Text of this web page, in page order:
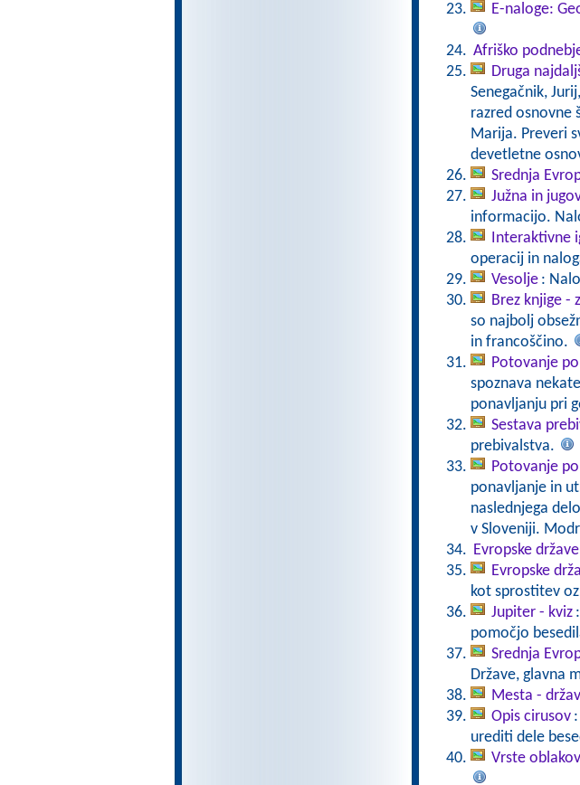
E-naloge:
Afriško
Druga
Senegačnik,
razred osnovne
Marija. Preveri
devetletne
Srednja
Južna in
informacijo.
Interaktivne
operacij in
Vesolje :
Brez knjige -
so najbolj
in francoščino.
Potovanje po
spoznava
ponavljanju pri
Sestava
prebivalstva.
Potovanje
ponavljanje in
naslednjega
v Sloveniji.
Evropske
Evropske
kot sprostitev
Jupiter - kviz
pomočjo
Srednja
Države, glavna
Mesta -
Opis cirusov
urediti dele
Vrste oblakov